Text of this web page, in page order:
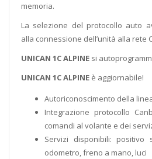
memoria.
La selezione del protocollo auto
alla connessione dell’unità alla rete
UNICAN 1C ALPINE si
UNICAN 1C ALPINE è aggiornabile!
Autoriconoscimento della
Integrazione protocollo
comandi al volante e dei
Servizi disponibili: positivo
odometro, freno a mano, luci